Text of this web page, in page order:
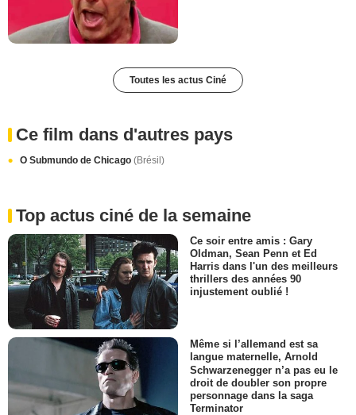
Toutes les actus Ciné
Ce film dans d'autres pays
O Submundo de Chicago (Brésil)
Top actus ciné de la semaine
Ce soir entre amis : Gary
Oldman, Sean Penn et Ed
Harris dans l'un des meilleurs
thrillers des années 90
injustement oublié !
Même si l’allemand est sa
langue maternelle, Arnold
Schwarzenegger n’a pas eu le
droit de doubler son propre
personnage dans la saga
Terminator